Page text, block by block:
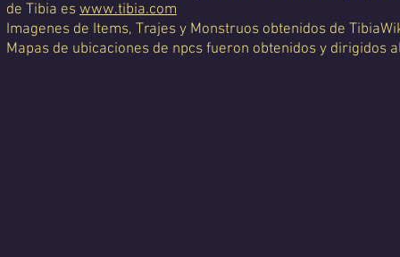
de Tibia es www.tibia.com
Imagenes de Items, Trajes y Monstruos obtenidos de
Mapas de ubicaciones de npcs fueron obtenidos y dirigidos